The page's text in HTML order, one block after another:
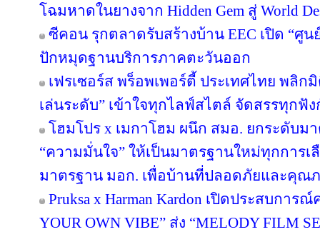
โฉมหาดในยางจาก Hidden Gem สู่ World
ซีคอน รุกตลาดรับสร้างบ้าน EEC เปิด “ศู
ปักหมุดฐานบริการภาคตะวันออก
เฟรเซอร์ส พร็อพเพอร์ตี้ ประเทศไทย พลิ
เล่นระดับ” เข้าใจทุกไลฟ์สไตล์ จัดสรรทุกฟั
โฮมโปร x เมกาโฮม ผนึก สมอ. ยกระดับม
“ความมั่นใจ” ให้เป็นมาตรฐานใหม่ทุกการ
มาตรฐาน มอก. เพื่อบ้านที่ปลอดภัยและคุณ
Pruksa x Harman Kardon เปิดประสบกา
YOUR OWN VIBE” ส่ง “MELODY FILM